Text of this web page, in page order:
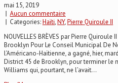
mai 15, 2019
| Aucun commentaire
| Categories:Haïti,NY,Pierre Quiroule II
NOUVELLES BRÈVES par Pierre
Brooklyn Pour Le Conseil Municipal De
l’Américano-Haïtienne, a gagné, hier,
District 45 de Brooklyn, pour terminer le
Williams qui, pourtant, ne l’avait...